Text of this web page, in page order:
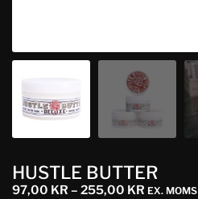
HUSTLE BUTTER
97,00 KR – 255,00 KR EX. MOMS